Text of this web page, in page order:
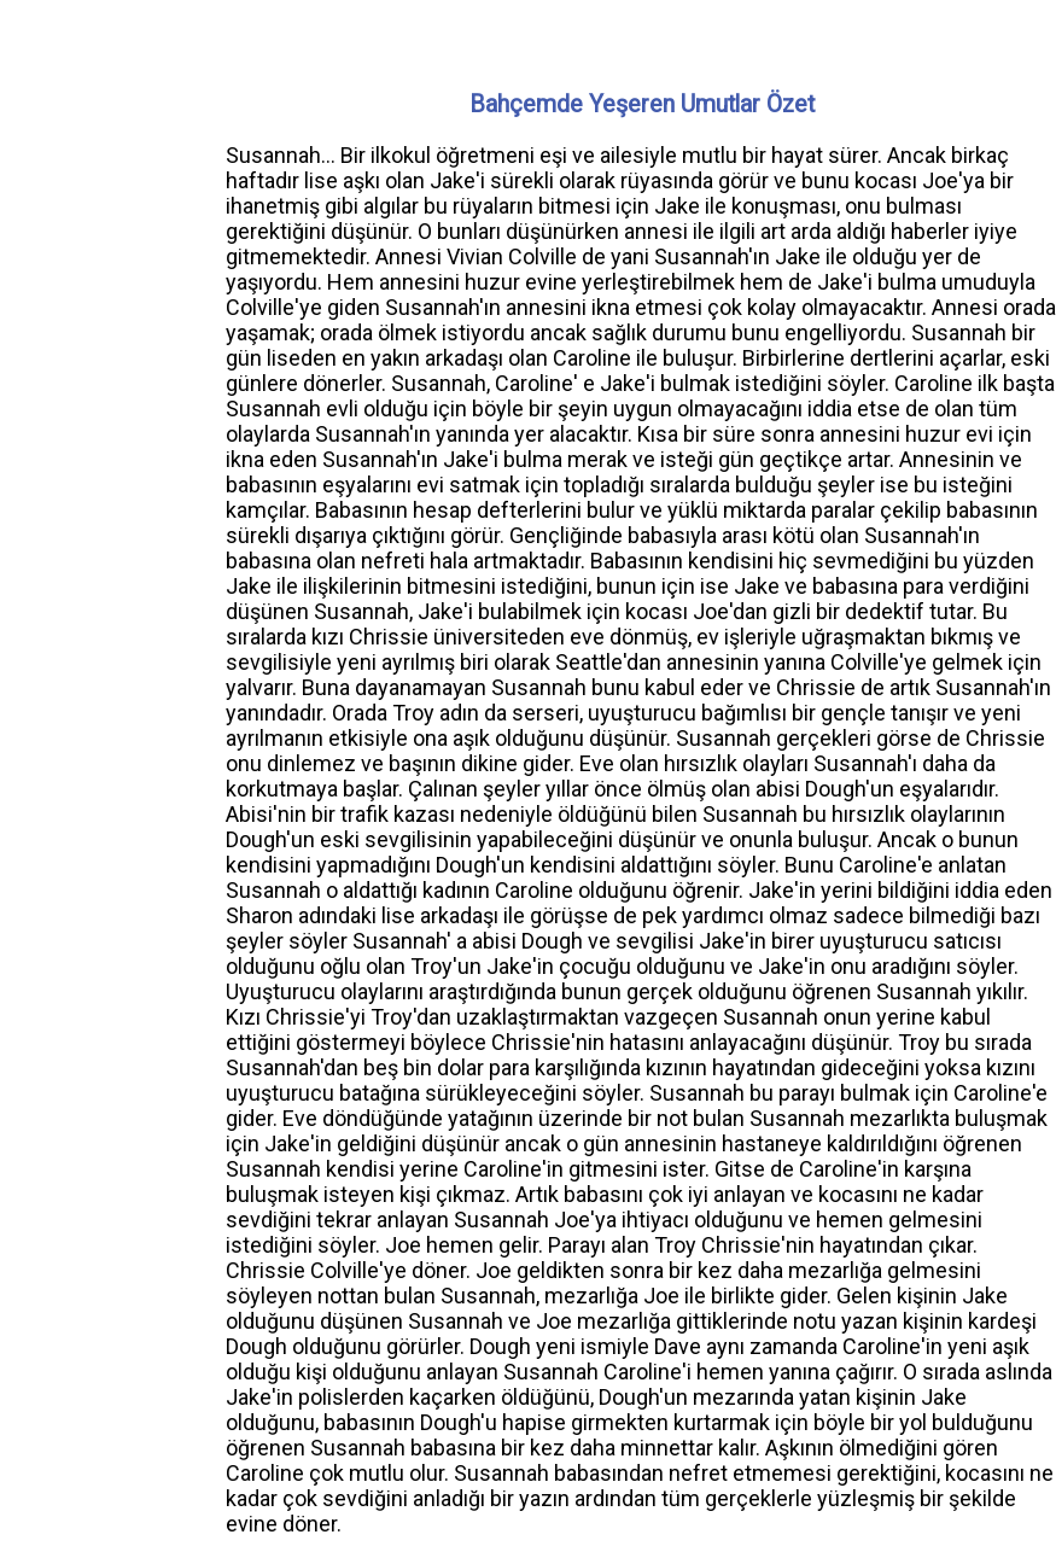
Bahçemde Yeşeren Umutlar Özet
Susannah... Bir ilkokul öğretmeni eşi ve ailesiyle mutlu bir hayat sürer. Ancak birkaç
haftadır lise aşkı olan Jake'i sürekli olarak rüyasında görür ve bunu kocası Joe'ya bir
ihanetmiş gibi algılar bu rüyaların bitmesi için Jake ile konuşması, onu bulması
gerektiğini düşünür. O bunları düşünürken annesi ile ilgili art arda aldığı haberler iyiye
gitmemektedir. Annesi Vivian Colville de yani Susannah'ın Jake ile olduğu yer de
yaşıyordu. Hem annesini huzur evine yerleştirebilmek hem de Jake'i bulma umuduyla
Colville'ye giden Susannah'ın annesini ikna etmesi çok kolay olmayacaktır. Annesi orada
yaşamak; orada ölmek istiyordu ancak sağlık durumu bunu engelliyordu. Susannah bir
gün liseden en yakın arkadaşı olan Caroline ile buluşur. Birbirlerine dertlerini açarlar, eski
günlere dönerler. Susannah, Caroline' e Jake'i bulmak istediğini söyler. Caroline ilk başta
Susannah evli olduğu için böyle bir şeyin uygun olmayacağını iddia etse de olan tüm
olaylarda Susannah'ın yanında yer alacaktır. Kısa bir süre sonra annesini huzur evi için
ikna eden Susannah'ın Jake'i bulma merak ve isteği gün geçtikçe artar. Annesinin ve
babasının eşyalarını evi satmak için topladığı sıralarda bulduğu şeyler ise bu isteğini
kamçılar. Babasının hesap defterlerini bulur ve yüklü miktarda paralar çekilip babasının
sürekli dışarıya çıktığını görür. Gençliğinde babasıyla arası kötü olan Susannah'ın
babasına olan nefreti hala artmaktadır. Babasının kendisini hiç sevmediğini bu yüzden
Jake ile ilişkilerinin bitmesini istediğini, bunun için ise Jake ve babasına para verdiğini
düşünen Susannah, Jake'i bulabilmek için kocası Joe'dan gizli bir dedektif tutar. Bu
sıralarda kızı Chrissie üniversiteden eve dönmüş, ev işleriyle uğraşmaktan bıkmış ve
sevgilisiyle yeni ayrılmış biri olarak Seattle'dan annesinin yanına Colville'ye gelmek için
yalvarır. Buna dayanamayan Susannah bunu kabul eder ve Chrissie de artık Susannah'ın
yanındadır. Orada Troy adın da serseri, uyuşturucu bağımlısı bir gençle tanışır ve yeni
ayrılmanın etkisiyle ona aşık olduğunu düşünür. Susannah gerçekleri görse de Chrissie
onu dinlemez ve başının dikine gider. Eve olan hırsızlık olayları Susannah'ı daha da
korkutmaya başlar. Çalınan şeyler yıllar önce ölmüş olan abisi Dough'un eşyalarıdır.
Abisi'nin bir trafik kazası nedeniyle öldüğünü bilen Susannah bu hırsızlık olaylarının
Dough'un eski sevgilisinin yapabileceğini düşünür ve onunla buluşur. Ancak o bunun
kendisini yapmadığını Dough'un kendisini aldattığını söyler. Bunu Caroline'e anlatan
Susannah o aldattığı kadının Caroline olduğunu öğrenir. Jake'in yerini bildiğini iddia eden
Sharon adındaki lise arkadaşı ile görüşse de pek yardımcı olmaz sadece bilmediği bazı
şeyler söyler Susannah' a abisi Dough ve sevgilisi Jake'in birer uyuşturucu satıcısı
olduğunu oğlu olan Troy'un Jake'in çocuğu olduğunu ve Jake'in onu aradığını söyler.
Uyuşturucu olaylarını araştırdığında bunun gerçek olduğunu öğrenen Susannah yıkılır.
Kızı Chrissie'yi Troy'dan uzaklaştırmaktan vazgeçen Susannah onun yerine kabul
ettiğini göstermeyi böylece Chrissie'nin hatasını anlayacağını düşünür. Troy bu sırada
Susannah'dan beş bin dolar para karşılığında kızının hayatından gideceğini yoksa kızını
uyuşturucu batağına sürükleyeceğini söyler. Susannah bu parayı bulmak için Caroline'e
gider. Eve döndüğünde yatağının üzerinde bir not bulan Susannah mezarlıkta buluşmak
için Jake'in geldiğini düşünür ancak o gün annesinin hastaneye kaldırıldığını öğrenen
Susannah kendisi yerine Caroline'in gitmesini ister. Gitse de Caroline'in karşına
buluşmak isteyen kişi çıkmaz. Artık babasını çok iyi anlayan ve kocasını ne kadar
sevdiğini tekrar anlayan Susannah Joe'ya ihtiyacı olduğunu ve hemen gelmesini
istediğini söyler. Joe hemen gelir. Parayı alan Troy Chrissie'nin hayatından çıkar.
Chrissie Colville'ye döner. Joe geldikten sonra bir kez daha mezarlığa gelmesini
söyleyen nottan bulan Susannah, mezarlığa Joe ile birlikte gider. Gelen kişinin Jake
olduğunu düşünen Susannah ve Joe mezarlığa gittiklerinde notu yazan kişinin kardeşi
Dough olduğunu görürler. Dough yeni ismiyle Dave aynı zamanda Caroline'in yeni aşık
olduğu kişi olduğunu anlayan Susannah Caroline'i hemen yanına çağırır. O sırada aslında
Jake'in polislerden kaçarken öldüğünü, Dough'un mezarında yatan kişinin Jake
olduğunu, babasının Dough'u hapise girmekten kurtarmak için böyle bir yol bulduğunu
öğrenen Susannah babasına bir kez daha minnettar kalır. Aşkının ölmediğini gören
Caroline çok mutlu olur. Susannah babasından nefret etmemesi gerektiğini, kocasını ne
kadar çok sevdiğini anladığı bir yazın ardından tüm gerçeklerle yüzleşmiş bir şekilde
evine döner.